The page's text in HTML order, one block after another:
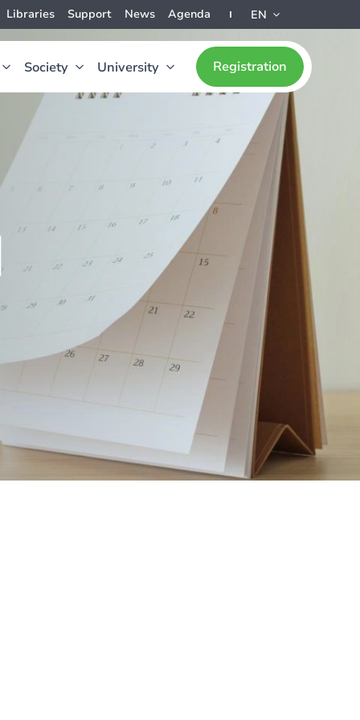
Libraries Support News Agenda EN
Society University Registration